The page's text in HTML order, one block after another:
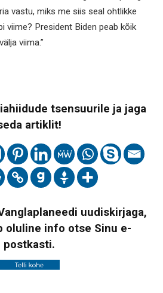
vastu, miks me siis seal ohtlikke
viime? President Biden peab kõik
viima.”
tsensuurile ja jaga
artiklit!
uudiskirjaga,
oluline info otse Sinu e-
postkasti.